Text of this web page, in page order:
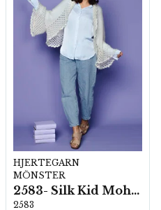
HJERTEGARN
MÖNSTER
2583- Silk Kid Mohair
2583